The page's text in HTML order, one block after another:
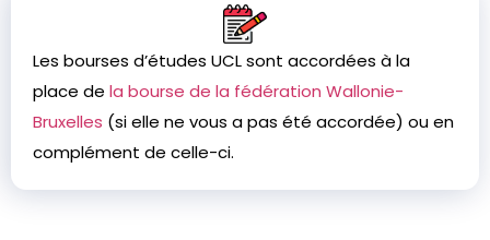
Les bourses d’études UCL sont accordées à la
place de la bourse de la fédération Wallonie-
Bruxelles (si elle ne vous a pas été accordée) ou en
complément de celle-ci.